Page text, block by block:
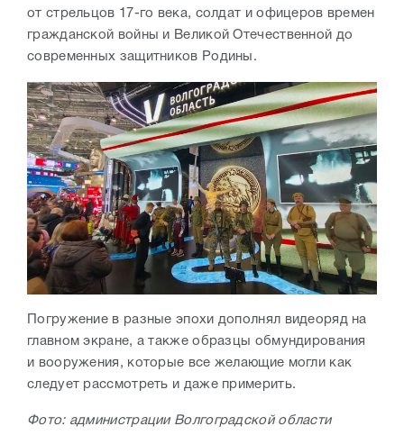
от стрельцов 17-го века, солдат и офицеров времен
гражданской войны и Великой Отечественной до
современных защитников Родины.
Погружение в разные эпохи дополнял видеоряд на
главном экране, а также образцы обмундирования
и вооружения, которые все желающие могли как
следует рассмотреть и даже примерить.
Фото: администрации Волгоградской области